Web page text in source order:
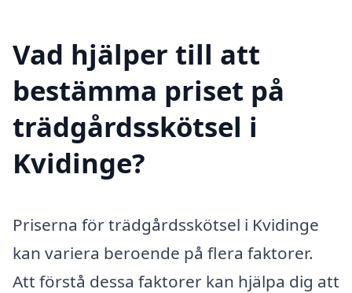
Vad hjälper till att
bestämma priset på
trädgårdsskötsel i
Kvidinge?
Priserna för trädgårdsskötsel i Kvidinge
kan variera beroende på flera faktorer.
Att förstå dessa faktorer kan hjälpa dig att